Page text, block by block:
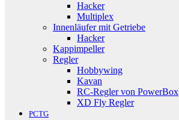
Hacker
Multiplex
Innenläufer mit Getriebe
Hacker
Kappimpeller
Regler
Hobbywing
Kavan
RC-Regler von PowerBox
XD Fly Regler
PCTG